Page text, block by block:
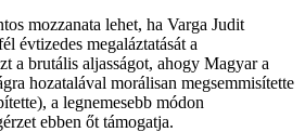
mozzanata lehet, ha Varga Judit
évtizedes megaláztatását a
a brutális aljasságot, ahogy Magyar a
hozatalával morálisan megsemmisítette
a legnemesebb módon
ebben őt támogatja.